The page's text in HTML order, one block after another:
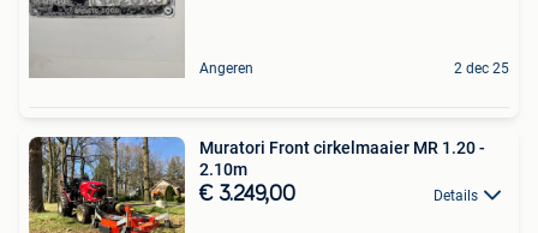
Angeren 2 dec 25
Muratori Front cirkelmaaier MR 1.20 -
2.10m
€ 3.249,00 Details